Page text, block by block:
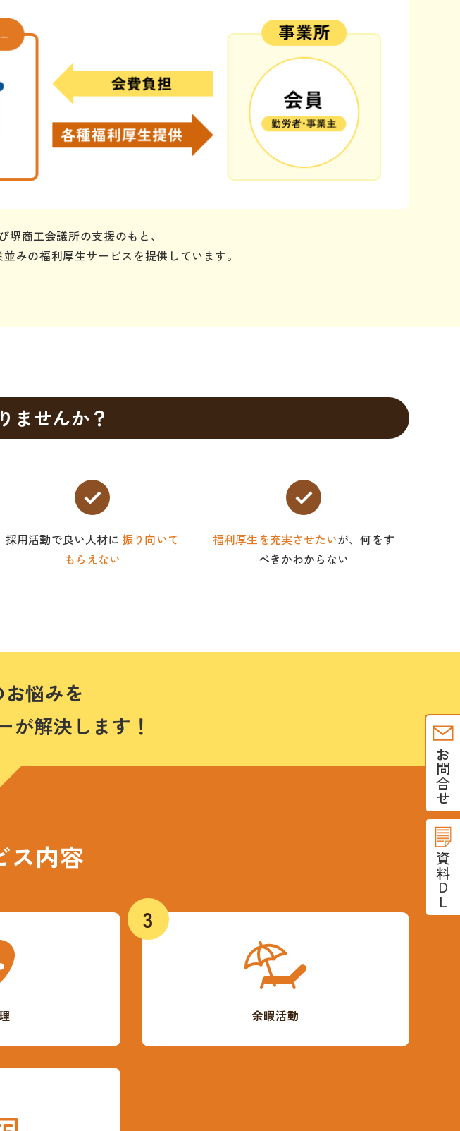
堺商工会議所の支援のもと、
みの福利厚生サービスを提供しています。
ませんか？
採用活動で良い人材に 振り向いて
もらえない
福利厚生を充実させたいが、何をす
べきかわからない
悩みを
が解決します！
ス内容
3
余暇活動
お問合せ
資料DL